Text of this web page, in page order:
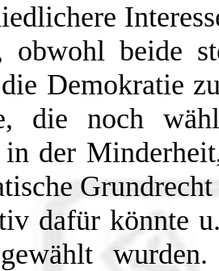
obwohl beide
Demokratie
die noch
der
dafür könnte